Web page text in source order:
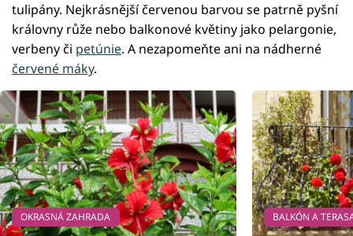
tulipány. Nejkrásnější červenou barvou se patrně pyšní
královny růže nebo balkonové květiny jako pelargonie,
verbeny či petúnie. A nezapomeňte ani na nádherné
červené máky.
OKRASNÁ ZAHRADA BALKÓN A